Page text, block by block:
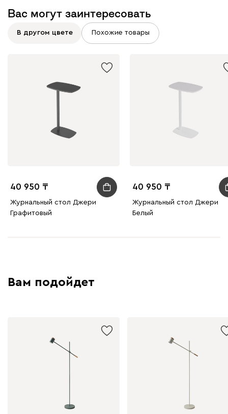
Вас могут заинтересовать
В другом цвете Похожие товары
40 950
Журнальный стол Джери
Графитовый
40 950
Журнальный стол Джери
Белый
Вам подойдет